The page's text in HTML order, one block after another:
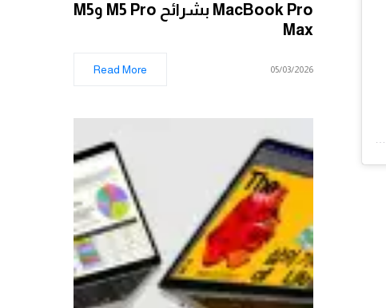
MacBook Pro بشرائح M5 Pro وM5
Max
05/03/2026
Read More